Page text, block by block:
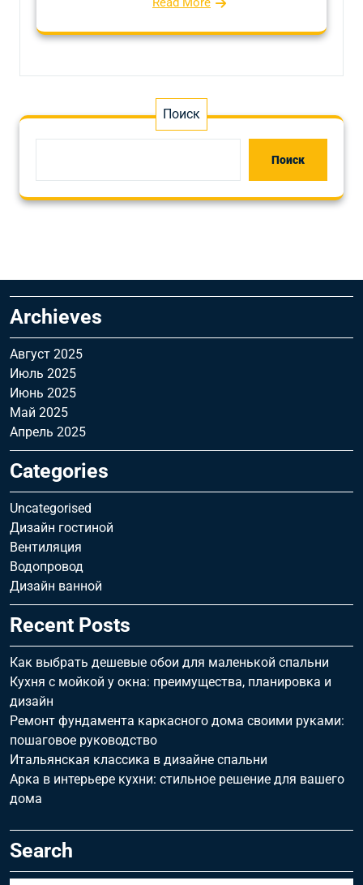
Поиск
Поиск
Archieves
Август 2025
Июль 2025
Июнь 2025
Май 2025
Апрель 2025
Categories
Uncategorised
Дизайн гостиной
Вентиляция
Водопровод
Дизайн ванной
Recent Posts
Как выбрать дешевые обои для маленькой спальни
Кухня с мойкой у окна: преимущества, планировка и
дизайн
Ремонт фундамента каркасного дома своими руками:
пошаговое руководство
Итальянская классика в дизайне спальни
Арка в интерьере кухни: стильное решение для вашего
дома
Search